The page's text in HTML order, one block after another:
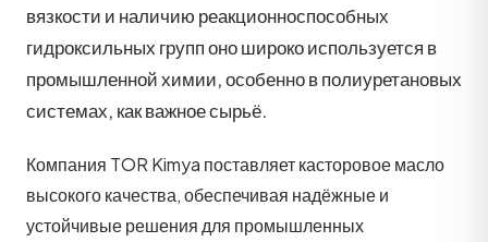
вязкости и наличию реакционноспособных
гидроксильных групп оно широко используется в
промышленной химии, особенно в полиуретановых
системах, как важное сырьё.
Компания TOR Kimya поставляет касторовое масло
высокого качества, обеспечивая надёжные и
устойчивые решения для промышленных